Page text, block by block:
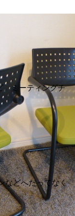
ミーティングチ
などへたってなく